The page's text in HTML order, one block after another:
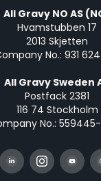
All Gravy NO AS
Hvamstubben 17
2013 Skjetten
No.: 931
All Gravy Sweden
Postfack 2381
116 74 Stockholm
No.: